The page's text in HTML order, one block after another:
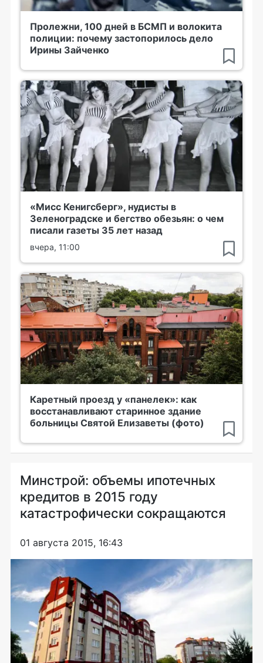
Пролежни, 100 дней в БСМП и волокита
полиции: почему застопорилось дело
Ирины Зайченко
«Мисс Кенигсберг», нудисты в
Зеленоградске и бегство обезьян: о чем
писали газеты 35 лет назад
вчера, 11:00
Каретный проезд у «панелек»: как
восстанавливают старинное здание
больницы Святой Елизаветы (фото)
Минстрой: объемы ипотечных
кредитов в 2015 году
катастрофически сокращаются
01 августа 2015, 16:43